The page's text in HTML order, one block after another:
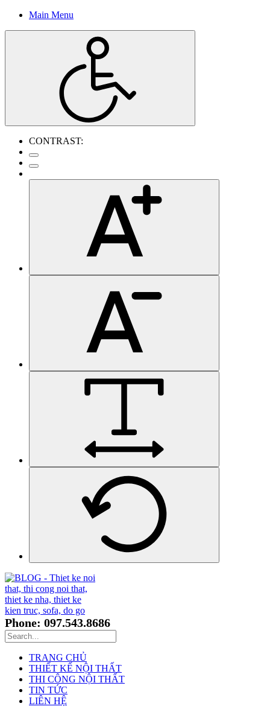
Main Menu
CONTRAST:
Phone: 097.543.8686
TRANG CHỦ
THIẾT KẾ NỘI THẤT
THI CÔNG NỘI THẤT
TIN TỨC
LIÊN HỆ